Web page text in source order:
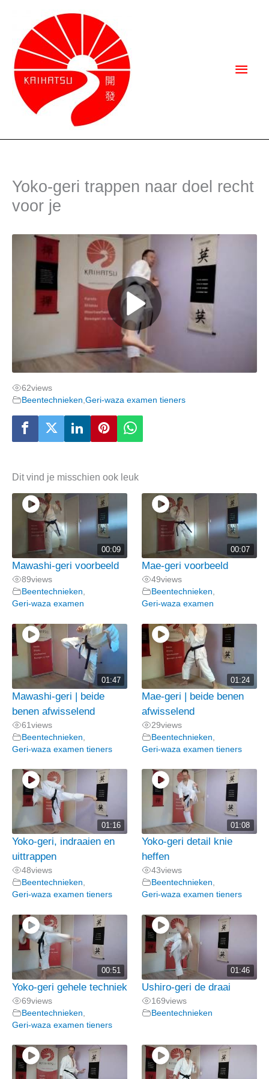
inhoud
Yoko-geri trappen naar doel recht
voor je
62views
Beentechnieken Geri-waza examen tieners
Dit vind je misschien ook leuk
00:09
Mawashi-geri voorbeeld
89views
Beentechnieken,
Geri-waza examen
00:07
Mae-geri voorbeeld
49views
Beentechnieken,
Geri-waza examen
01:47
Mawashi-geri | beide
benen afwisselend
61views
Beentechnieken
Geri-waza examen tieners
01:24
Mae-geri | beide benen
afwisselend
29views
Beentechnieken
Geri-waza examen tieners
01:16
Yoko-geri, indraaien en
uittrappen
48views
Beentechnieken,
Geri-waza examen tieners
01:08
Yoko-geri detail knie
heffen
43views
Beentechnieken,
Geri-waza examen tieners
00:51
Yoko-geri gehele techniek
69views
Beentechnieken
Geri-waza examen tieners
01:46
Ushiro-geri de draai
169views
Beentechnieken